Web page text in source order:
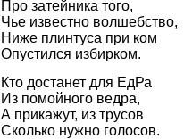
Про затейника того,
Чье известно волшебство,
Ниже плинтуса при ком
Опустился избирком.
Кто достанет для EдРа
Из помойного ведра,
А прикажут, из трусов
Сколько нужно голосов.